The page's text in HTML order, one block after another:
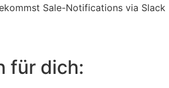
Sale-Notifications via Slack
für dich: